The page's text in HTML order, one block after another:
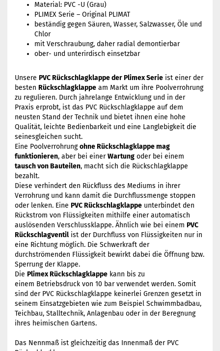
Material: PVC -U (Grau)
PLIMEX Serie – Original PLIMAT
beständig gegen Säuren, Wasser, Salzwasser, Öle und
Chlor
mit Verschraubung, daher radial demontierbar
ober- und unterirdisch einsetzbar
Unsere PVC Rückschlagklappe der Plimex Serie ist einer der
besten Rückschlagklappe am Markt um ihre Poolverrohrung
zu regulieren. Durch jahrelange Entwicklung und in der
Praxis erprobt, ist das PVC Rückschlagklappe auf dem
neusten Stand der Technik und bietet ihnen eine hohe
Qualität, leichte Bedienbarkeit und eine Langlebigkeit die
seinesgleichen sucht.
Eine Poolverrohrungohne Rückschlagklappe mag
funktionieren, aber bei einerWartung oder bei einem
tausch von Bauteilen, macht sich die Rückschlagklappe
bezahlt.
Diese verhindert den Rückfluss des Mediums in ihrer
Verrohrung und kann damit die Durchflussmenge stoppen
oder lenken. Eine PVC Rückschlagklappe unterbindet den
Rückstrom von Flüssigkeiten mithilfe einer automatisch
auslösenden Verschlussklappe. Ähnlich wie bei einem PVC
Rückschlagventil ist der Durchfluss von Flüssigkeiten nur in
eine Richtung möglich. Die Schwerkraft der
durchströmenden Flüssigkeit bewirkt dabei die Öffnung bzw.
Sperrung der Klappe.
Die Plimex Rückschlagklappe kann bis zu
einem Betriebsdruck von 10 bar verwendet werden. Somit
sind der PVC Rückschlagklappe keinerlei Grenzen gesetzt in
seinem Einsatzgebieten wie zum Beispiel Schwimmbadbau,
Teichbau, Stalltechnik, Anlagenbau oder in der Beregnung
ihres heimischen Gartens.
Das Nennmaß ist gleichzeitig das Innenmaß der PVC